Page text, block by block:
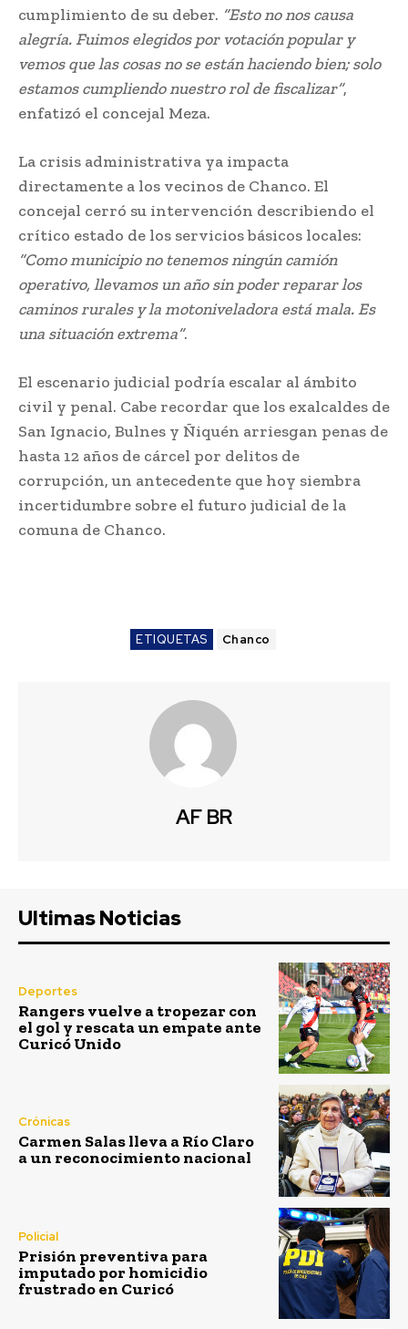
cumplimiento de su deber. “Esto no nos causa
alegría. Fuimos elegidos por votación popular y
vemos que las cosas no se están haciendo bien; solo
estamos cumpliendo nuestro rol de fiscalizar”,
enfatizó el concejal Meza.
La crisis administrativa ya impacta
directamente a los vecinos de Chanco. El
concejal cerró su intervención describiendo el
crítico estado de los servicios básicos locales:
“Como municipio no tenemos ningún camión
operativo, llevamos un año sin poder reparar los
caminos rurales y la motoniveladora está mala. Es
una situación extrema”.
El escenario judicial podría escalar al ámbito
civil y penal. Cabe recordar que los exalcaldes de
San Ignacio, Bulnes y Ñiquén arriesgan penas de
hasta 12 años de cárcel por delitos de
corrupción, un antecedente que hoy siembra
incertidumbre sobre el futuro judicial de la
comuna de Chanco.
ETIQUETAS Chanco
AF BR
Ultimas Noticias
Deportes
Rangers vuelve a tropezar con
el gol y rescata un empate ante
Curicó Unido
Crónicas
Carmen Salas lleva a Río Claro
a un reconocimiento nacional
Policial
Prisión preventiva para
imputado por homicidio
frustrado en Curicó